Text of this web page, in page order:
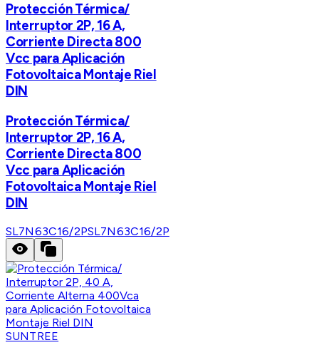
Protección Térmica/
Interruptor 2P, 16 A,
Corriente Directa 800
Vcc para Aplicación
Fotovoltaica Montaje Riel
DIN
Protección Térmica/
Interruptor 2P, 16 A,
Corriente Directa 800
Vcc para Aplicación
Fotovoltaica Montaje Riel
DIN
SL7N63C16/2PSL7N63C16/2P
SUNTREE